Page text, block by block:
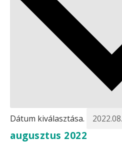
Dátum kiválasztása.
augusztus 2022